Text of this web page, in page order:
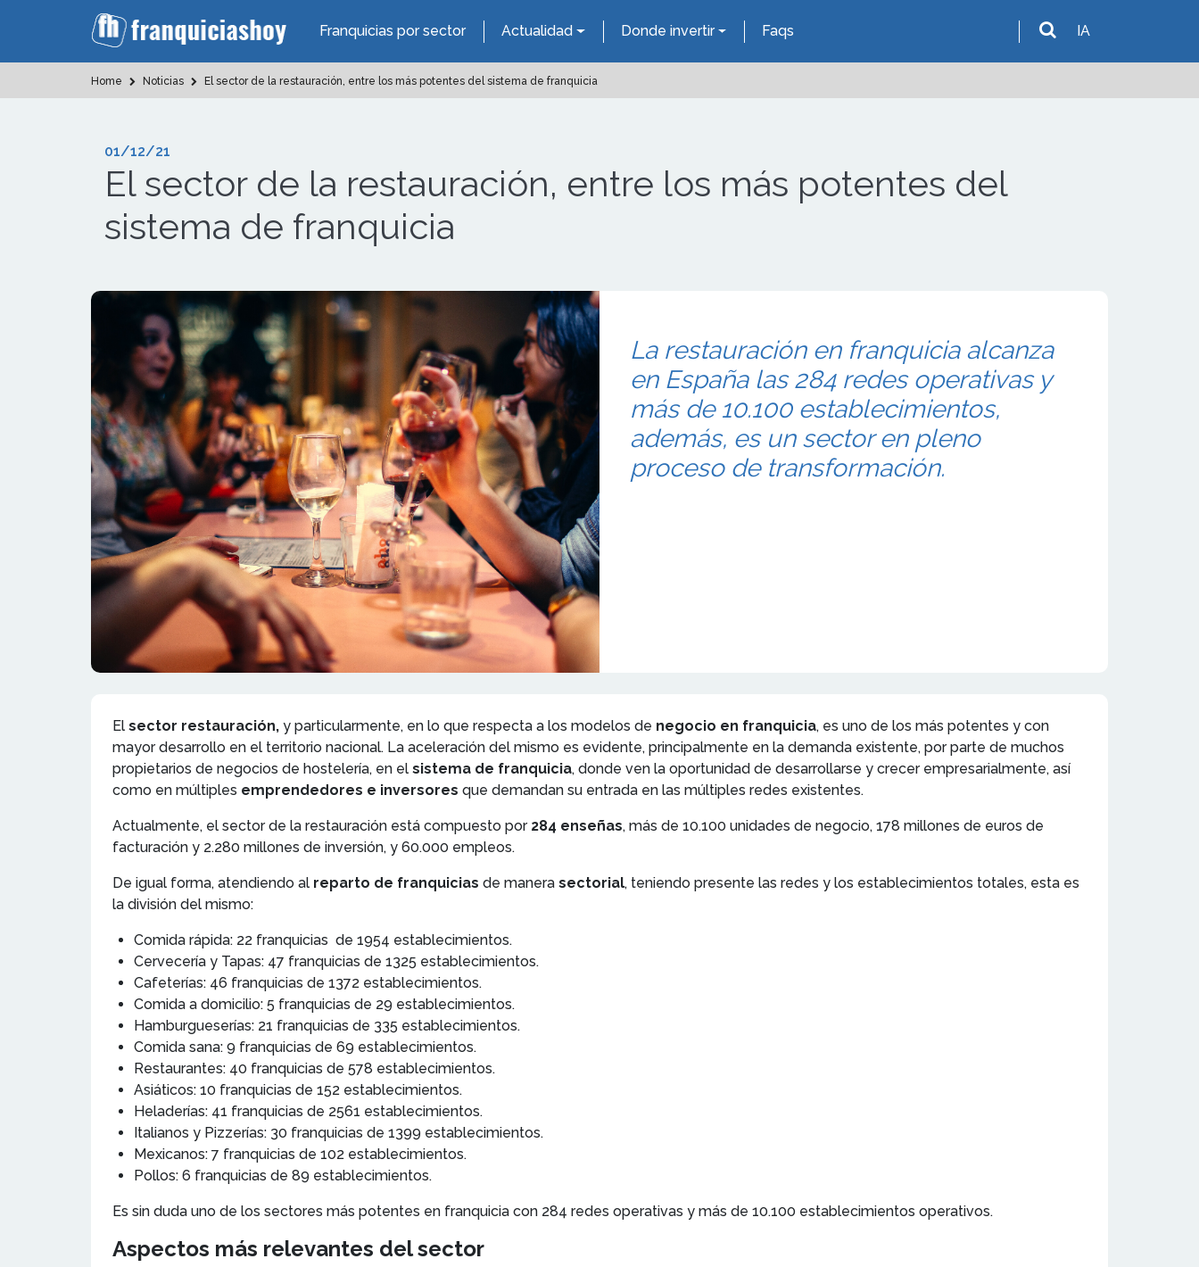
Franquicias por sector Actualidad Donde invertir Faqs IA
Home Noticias El sector de la restauración, entre los más potentes del sistema de franquicia
01/12/21
El sector de la restauración, entre los más potentes del
sistema de franquicia
La restauración en franquicia alcanza
en España las 284 redes operativas y
más de 10.100 establecimientos,
además, es un sector en pleno
proceso de transformación.
El sector restauración, y particularmente, en lo que respecta a los modelos de negocio en franquicia, es uno de los más potentes y con
mayor desarrollo en el territorio nacional. La aceleración del mismo es evidente, principalmente en la demanda existente, por parte de muchos
propietarios de negocios de hostelería, en el sistema de franquicia, donde ven la oportunidad de desarrollarse y crecer empresarialmente, así
como en múltiples emprendedores e inversores que demandan su entrada en las múltiples redes existentes.
Actualmente, el sector de la restauración está compuesto por 284 enseñas, más de 10.100 unidades de negocio, 178 millones de euros de
facturación y 2.280 millones de inversión, y 60.000 empleos.
De igual forma, atendiendo al reparto de franquicias de manera sectorial, teniendo presente las redes y los establecimientos totales, esta es
la división del mismo:
Comida rápida: 22 franquicias de 1954 establecimientos.
Cervecería y Tapas: 47 franquicias de 1325 establecimientos.
Cafeterías: 46 franquicias de 1372 establecimientos.
Comida a domicilio: 5 franquicias de 29 establecimientos.
Hamburgueserías: 21 franquicias de 335 establecimientos.
Comida sana: 9 franquicias de 69 establecimientos.
Restaurantes: 40 franquicias de 578 establecimientos.
Asiáticos: 10 franquicias de 152 establecimientos.
Heladerías: 41 franquicias de 2561 establecimientos.
Italianos y Pizzerías: 30 franquicias de 1399 establecimientos.
Mexicanos: 7 franquicias de 102 establecimientos.
Pollos: 6 franquicias de 89 establecimientos.
Es sin duda uno de los sectores más potentes en franquicia con 284 redes operativas y más de 10.100 establecimientos operativos.
Aspectos más relevantes del sector